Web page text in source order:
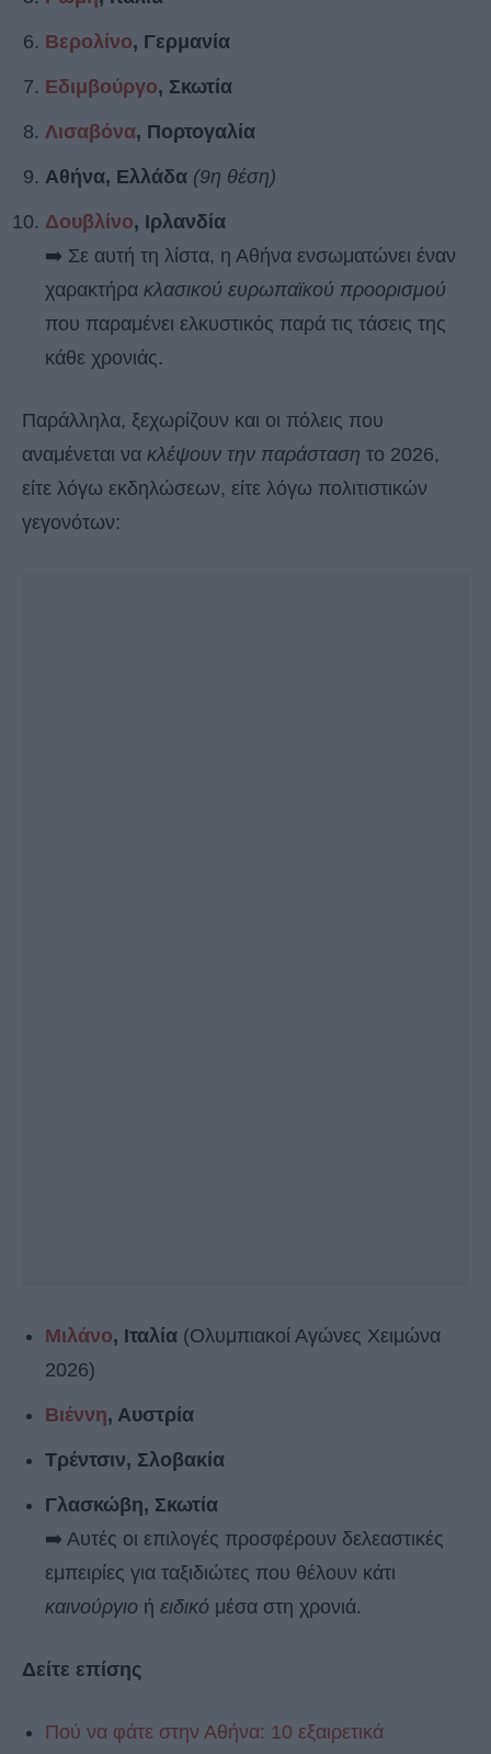
Βερολίνο, Γερμανία
Εδιμβούργο, Σκωτία
Λισαβόνα, Πορτογαλία
Αθήνα, Ελλάδα (9η θέση)
Δουβλίνο, Ιρλανδία
➡️ Σε αυτή τη λίστα, η Αθήνα ενσωματώνει έναν
χαρακτήρα κλασικού ευρωπαϊκού προορισμού
που παραμένει ελκυστικός παρά τις τάσεις της
κάθε χρονιάς.
Παράλληλα, ξεχωρίζουν και οι πόλεις που
αναμένεται να κλέψουν την παράσταση το 2026,
είτε λόγω εκδηλώσεων, είτε λόγω πολιτιστικών
γεγονότων:
Μιλάνο, Ιταλία (Ολυμπιακοί Αγώνες Χειμώνα
2026)
Βιέννη, Αυστρία
Τρέντσιν, Σλοβακία
Γλασκώβη, Σκωτία
➡️ Αυτές οι επιλογές προσφέρουν δελεαστικές
εμπειρίες για ταξιδιώτες που θέλουν κάτι
καινούργιο ή ειδικό μέσα στη χρονιά.
Δείτε επίσης
Πού να φάτε στην Αθήνα: 10 εξαιρετικά